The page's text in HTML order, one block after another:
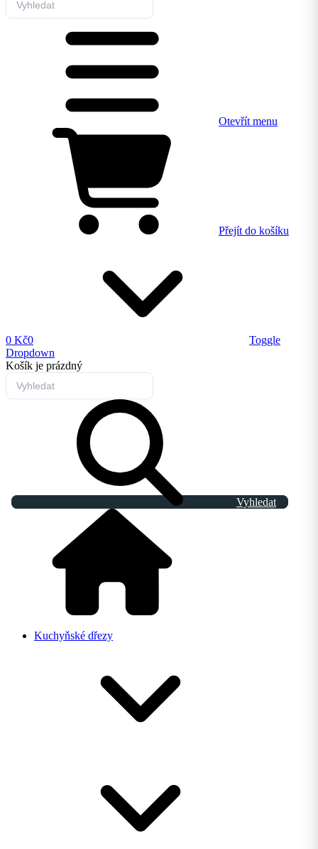
Otevřít menu
Přejít do košíku
0 Kč0
Toggle
Dropdown
Košík je prázdný
Vyhledat
Kuchyňské dřezy